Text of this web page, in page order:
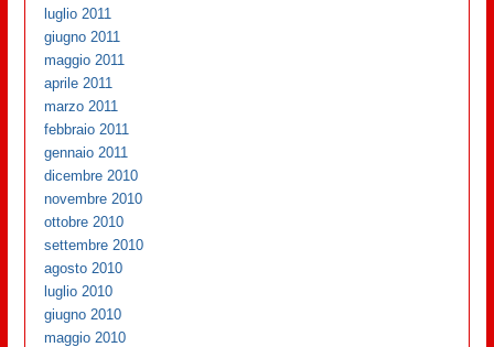
luglio 2011
giugno 2011
maggio 2011
aprile 2011
marzo 2011
febbraio 2011
gennaio 2011
dicembre 2010
novembre 2010
ottobre 2010
settembre 2010
agosto 2010
luglio 2010
giugno 2010
maggio 2010